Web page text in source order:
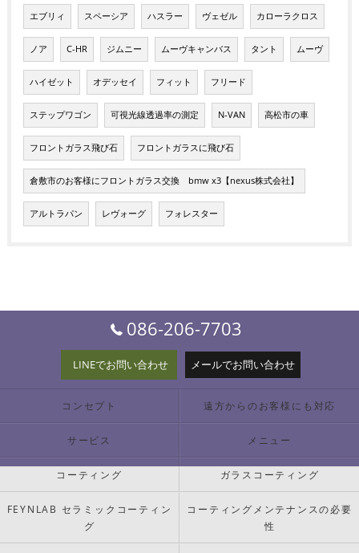
エブリィ スペーシア ハスラー ヴェゼル カローラクロス
ノア C-HR ジムニー ムーヴキャンバス タント ムーヴ
ハイゼット オデッセイ フィット フリード
ステップワゴン 可視光線透過率の測定 N-VAN 高松市の車
フロントガラス飛び石 フロントガラスに飛び石
倉敷市のお客様にフロントガラス交換 bmw x3【nexus株式会社】
アルトラパン レヴォーグ フォレスター
086-206-7703
LINEでお問い合わせ メールでお問い合わせ
コンセプト 遠方からのお客様にも対応
サービス メニュー
コーティング ガラスコーティング
FEYNLAB セラミックコーティン
グ
コーティングメンテナンスの必要
性